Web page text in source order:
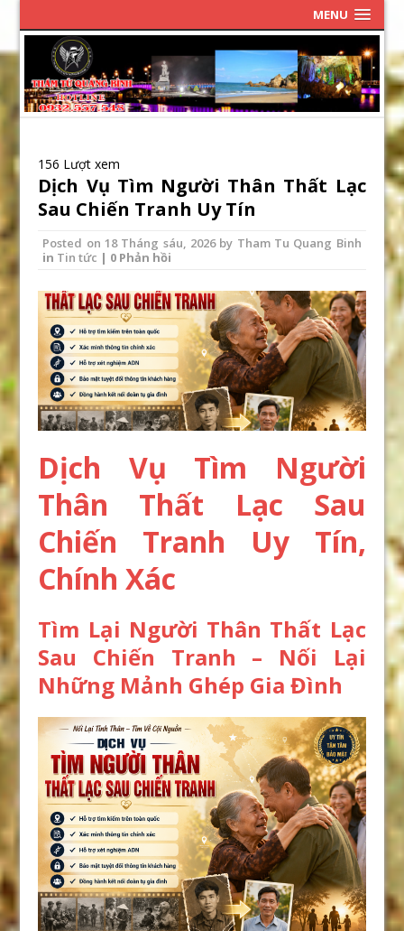
MENU
156 Lượt xem
Dịch Vụ Tìm Người Thân Thất Lạc
Sau Chiến Tranh Uy Tín
Posted on 18 Tháng sáu, 2026by Tham Tu Quang Binh
in Tin tức | 0 Phản hồi
Dịch Vụ Tìm Người
Thân Thất Lạc Sau
Chiến Tranh Uy Tín,
Chính Xác
Tìm Lại Người Thân Thất Lạc
Sau Chiến Tranh – Nối Lại
Những Mảnh Ghép Gia Đình